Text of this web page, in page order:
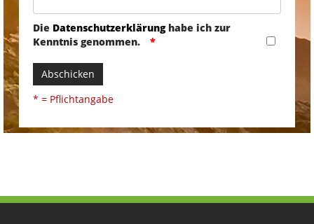
Die Datenschutzerklärunghabe ich zur
Kenntnis genommen.
Abschicken
* = Pflichtangabe